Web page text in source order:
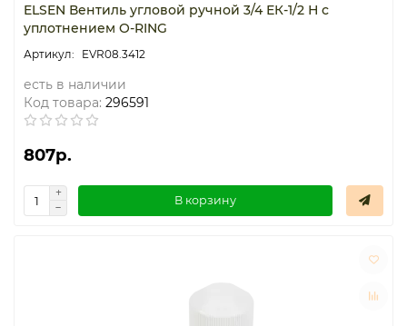
ELSEN Вентиль угловой ручной 3/4 ЕК-1/2 Н с
уплотнением O-RING
EVR08.3412
есть в наличии
Код товара: 296591
807р.
В корзину